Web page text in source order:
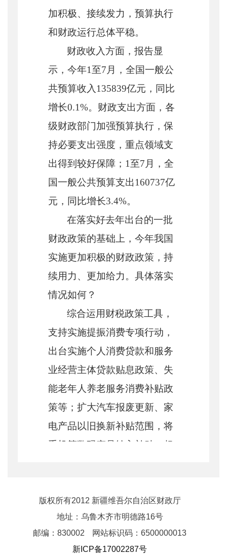
加积极、接续发力，预算执行
和财政运行总体平稳。
财政收入方面，报告显
示，今年1至7 月，全国一般公
共预算收入 135839亿元，同比
增长0.1%。财政支出方面，各
级财政部门加强预算执行，保
持必要支出强度，重点领域支
出得到较好保障； 1至7 月，全
国一般公共预算支出160737亿
元，同比增长3.4%。
在落实好去年出台的一批
财政政策的基础上，今年我国
实施更加积极的财政政策，持
续用力、更加给力。具体落实
情况如何？
综合运用财税政策工具，
支持实施提振消费专项行动，
出台实施个人消费贷款和服务
业经营主体贷款贴息政策、失
能老年人养老服务消费补贴政
策等；扩大汽车报废更新、家
电产品以旧换新补贴范围，将
手机等数码产品纳入补贴；超
7610亿元，有力支持“两重”项
目建设和“两新”工作……来自
报告的一组举措，彰显更加积
版权所有2012 新疆维吾尔自治区财政厅
地址：乌鲁木齐市明德路16号
邮编：830002
网站标识码：6500000013
新ICP备17002287号